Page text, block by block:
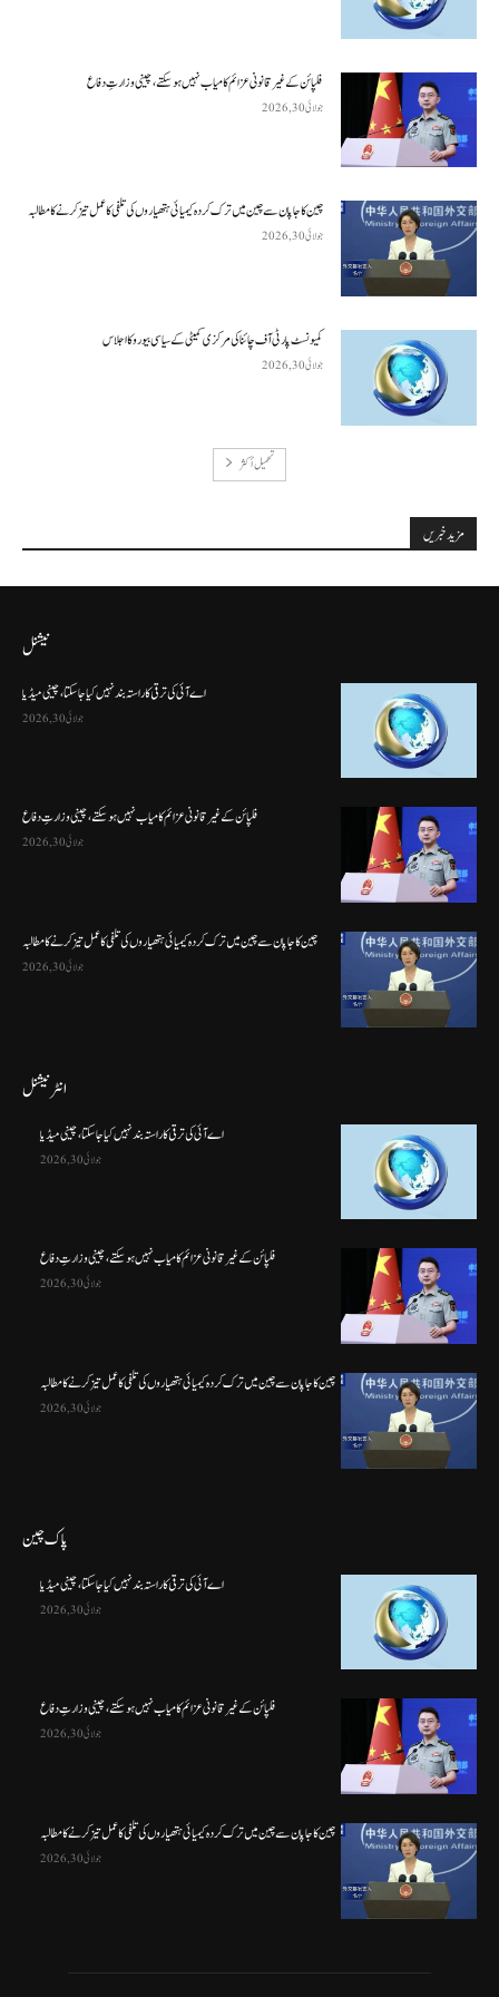
فلپائن کے غیر قانونی عزائم کامیاب نہیں ہو سکتے ، چینی وزارتِ دفاع
جولائی 30, 2026
چین کا جاپان سے چین میں ترک کردہ کیمیائی ہتھیاروں کی تلفی کا عمل تیز کرنے کا مطالبہ
جولائی 30, 2026
کمیونسٹ پارٹی آف چائنا کی مرکزی کمیٹی کے سیاسی بیورو کا اجلاس
جولائی 30, 2026
تحميل أكثر
مزید خبریں
نیشنل
اے آئی کی ترقی کا راستہ بند نہیں کیا جا سکتا، چینی میڈیا
جولائی 30, 2026
فلپائن کے غیر قانونی عزائم کامیاب نہیں ہو سکتے ، چینی وزارتِ دفاع
جولائی 30, 2026
چین کا جاپان سے چین میں ترک کردہ کیمیائی ہتھیاروں کی تلفی کا عمل تیز کرنے کا مطالبہ
جولائی 30, 2026
انٹرنیشنل
اے آئی کی ترقی کا راستہ بند نہیں کیا جا سکتا، چینی میڈیا
جولائی 30, 2026
فلپائن کے غیر قانونی عزائم کامیاب نہیں ہو سکتے ، چینی وزارتِ دفاع
جولائی 30, 2026
چین کا جاپان سے چین میں ترک کردہ کیمیائی ہتھیاروں کی تلفی کا عمل تیز کرنے کا مطالبہ
جولائی 30, 2026
پاک چین
اے آئی کی ترقی کا راستہ بند نہیں کیا جا سکتا، چینی میڈیا
جولائی 30, 2026
فلپائن کے غیر قانونی عزائم کامیاب نہیں ہو سکتے ، چینی وزارتِ دفاع
جولائی 30, 2026
چین کا جاپان سے چین میں ترک کردہ کیمیائی ہتھیاروں کی تلفی کا عمل تیز کرنے کا مطالبہ
جولائی 30, 2026